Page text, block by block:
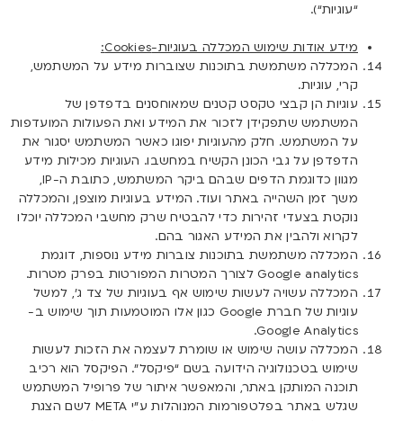
“עוגיות“).
מידע אודות שימוש המכללה בעוגיות-Cookies
:
המכללה משתמשת בתוכנות שצוברות מידע על המשתמש,
קרי, עוגיות.
עוגיות הן קבצי טקסט קטנים שמאוחסנים בדפדפן של
המשתמש שתפקידן לזכור את המידע ואת הפעולות המועדפות
על המשתמש. חלק מהעוגיות יפוגו כאשר המשתמש יסגור את
הדפדפן על גבי הכונן הקשיח במחשבו. העוגיות מכילות מידע
מגוון כדוגמת הדפים שבהם ביקר המשתמש, כתובת ה-IP,
משך זמן השהייה באתר ועוד. המידע בעוגיות מוצפן, והמכללה
נוקטת בצעדי זהירות כדי להבטיח שרק מחשבי המכללה יוכלו
לקרוא ולהבין את המידע האגור בהם.
המכללה משתמשת בתוכנות צוברות מידע נוספות, דוגמת
Google analytics לצורך המטרות המפורטות בפרק מטרות.
המכללה עשויה לעשות שימוש אף בעוגיות של צד ג’, למשל
עוגיות של חברת Google כגון אלו המוטמעות תוך שימוש ב-
Google Analytics.
המכללה עושה שימוש או שומרת לעצמה את הזכות לעשות
שימוש בטכנולוגיה הידועה בשם “פיקסל”. הפיקסל הוא רכיב
תוכנה המותקן באתר, והמאפשר איתור של פרופיל המשתמש
שגלש באתר בפלטפורמות המנוהלות ע”י META לשם הצגת